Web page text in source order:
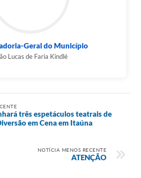
Geral do Município
Lucas de Faria Kindlé
três espetáculos teatrais de
em Cena em Itaúna
NOTÍCIA MENOS RECENTE
ATENÇÃO